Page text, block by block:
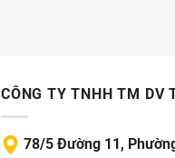
CÔNG TY TNHH TM DV
78/5 Đường 11,